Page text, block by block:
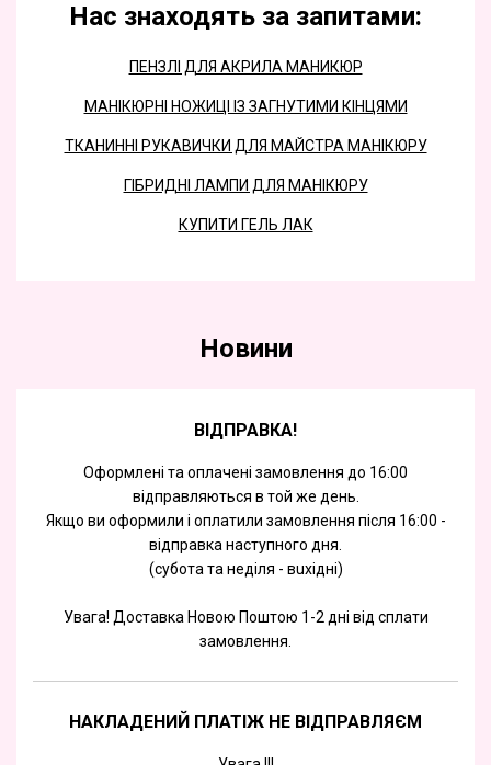
Нас знаходять за запитами:
ПЕНЗЛІ ДЛЯ АКРИЛА МАНИКЮР
МАНІКЮРНІ НОЖИЦІ ІЗ ЗАГНУТИМИ КІНЦЯМИ
ТКАНИННІ РУКАВИЧКИ ДЛЯ МАЙСТРА МАНІКЮРУ
ГІБРИДНІ ЛАМПИ ДЛЯ МАНІКЮРУ
КУПИТИ ГЕЛЬ ЛАК
Новини
ВІДПРАВКА!
Оформлені та оплачені замовлення до 16:00
відправляються в той же день.
Якщо ви оформили і оплатили замовлення після 16:00 -
відправка наступного дня.
(субота та недiля - вuхiднi)
Увага! Доставка Новою Поштою 1-2 дні від сплати
замовлення.
НАКЛАДЕНИЙ ПЛАТІЖ НЕ ВІДПРАВЛЯЄМ